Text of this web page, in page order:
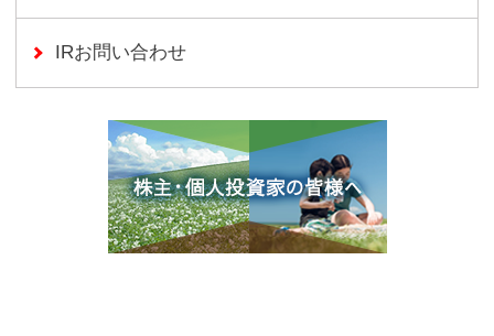
IRお問い合わせ(別ウインドウで開く)